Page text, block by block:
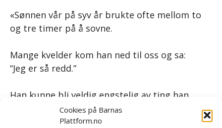
Cookies på Barnas
Plattform.no
«Sønnen vår på syv år brukte ofte mellom to
og tre timer på å sovne.
Mange kvelder kom han ned til oss og sa:
“Jeg er så redd.”
Han kunne bli veldig engstelig av ting han
hadde sett på TV, og i perioder våknet han
hver natt av mareritt.»